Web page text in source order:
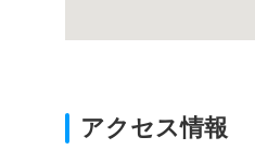
アクセス情報